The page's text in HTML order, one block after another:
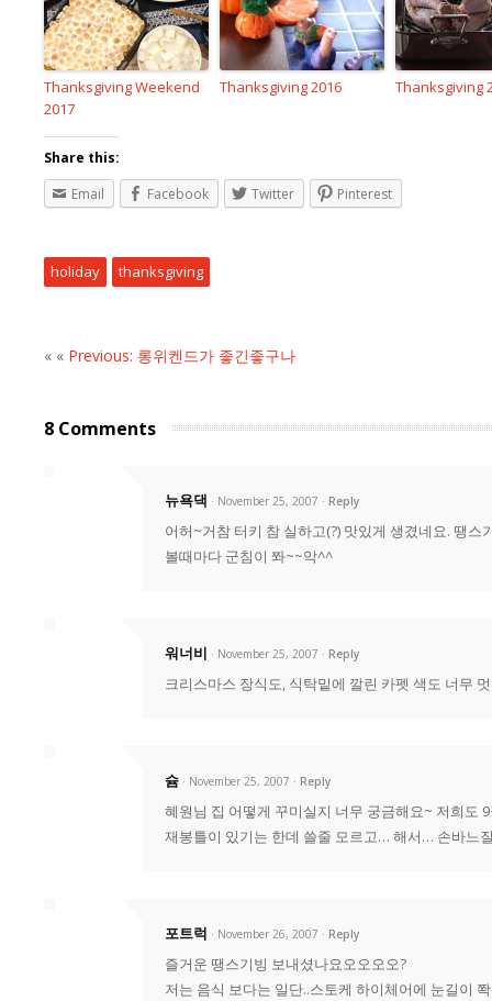
Thanksgiving Weekend
2017
Thanksgiving 2016 Thanksgiving
Share this:
Email
Facebook Twitter Pinterest
holiday thanksgiving
« « Previous: 롱위켄드가 좋긴좋구나
8 Comments
뉴욕댁 · November 25, 2007 Reply
어허~거참 터키 참 실하고(?) 맛있게 생겼네요. 땡
볼때마다 군침이 쫘~~악^^
워너비 · November 25, 2007 Reply
크리스마스 장식도, 식탁밑에 깔린 카펫 색도 너무
슘 · November 25, 2007 Reply
혜원님 집 어떻게 꾸미실지 너무 궁금해요~ 저희도
재봉틀이 있기는 한데 쓸줄 모르고… 해서… 손바느
포트럭 · November 26, 2007 Reply
즐거운 땡스기빙 보내셨나요오오오오?
저는 음식 보다는 일단..스토케 하이체어에 눈길이